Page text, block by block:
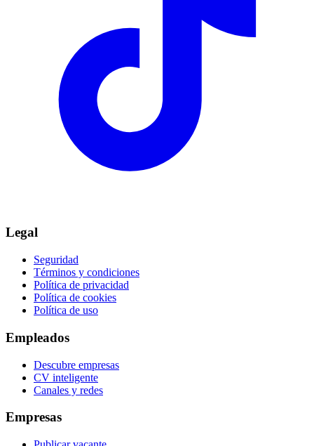
Legal
Seguridad
Términos y condiciones
Política de privacidad
Política de cookies
Política de uso
Empleados
Descubre empresas
CV inteligente
Canales y redes
Empresas